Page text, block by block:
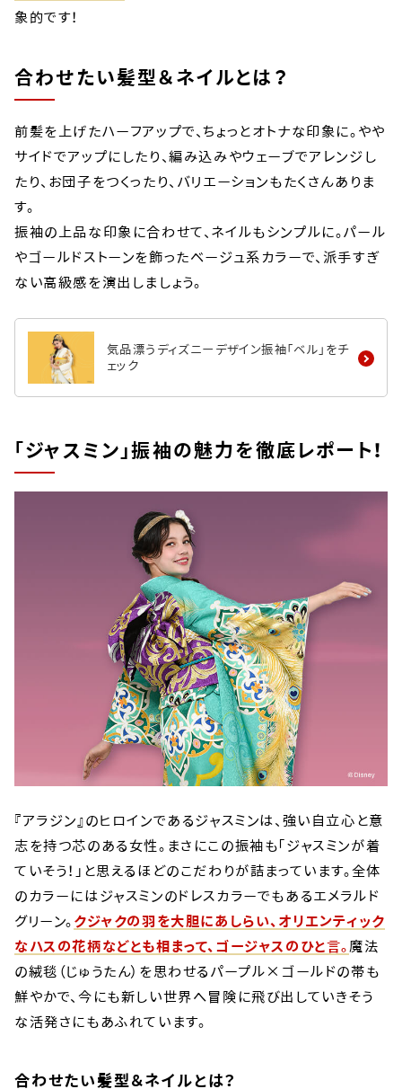
象的です！
合わせたい髪型＆ネイルとは？
前髪を上げたハーフアップで、ちょっとオトナな印象に。やや
サイドでアップにしたり、編み込みやウェーブでアレンジし
たり、お団子をつくったり、バリエーションもたくさんありま
す。
振袖の上品な印象に合わせて、ネイルもシンプルに。パール
やゴールドストーンを飾ったベージュ系カラーで、派手すぎ
ない高級感を演出しましょう。
気品漂うディズニーデザイン振袖「ベル」をチ
ェック
「ジャスミン」振袖の魅力を徹底レポート！
『アラジン』のヒロインであるジャスミンは、強い自立心と意
志を持つ芯のある女性。まさにこの振袖も「ジャスミンが着
ていそう！」と思えるほどのこだわりが詰まっています。全体
のカラーにはジャスミンのドレスカラーでもあるエメラルド
グリーン。 クジャクの羽を大胆にあしらい、オリエンティック
なハスの花柄などとも相まって、ゴージャスのひと言。 魔法
の絨毯（じゅうたん）を思わせるパープル×ゴールドの帯も
鮮やかで、今にも新しい世界へ冒険に飛び出していきそう
な活発さにもあふれています。
合わせたい髪型＆ネイルとは？